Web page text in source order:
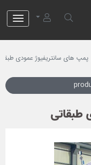
پمپ های سانتریفیوژ عمودی
طبقاتی